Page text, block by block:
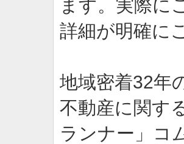
ます。実際に
詳細が明確に
地域密着32年
不動産に関す
ランナー」コ